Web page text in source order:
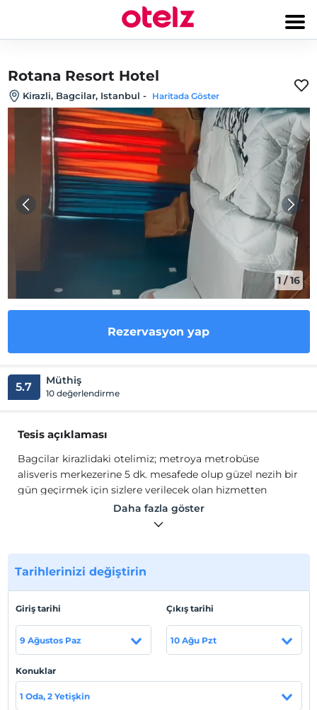
Rotana Resort Hotel
Kirazli, Bagcilar, Istanbul - Haritada Göster
1 /16
Rezervasyon yap
5.7 Müthiş
10 değerlendirme
Tesis açıklaması
Bagcilar kirazlidaki otelimiz; metroya metrobüse
alisveris merkezerine 5 dk. mesafede olup güzel nezih bir
gün geçirmek için sizlere verilecek olan hizmetten
memnuniyet duyariz
Bakirköy Meydanda'daki otelimiz; Atatürk Havalimani'na
mesafede olup güzel nezih bir gün geçirmek için sizlere
verilecek olan hizmetden onur duyariz ......
Tesis lokasyon bilgileri
bagcilar kirazlida bulunan bagcilar suit otelimiz ulasim
metro otobus tranvay bulunmaktadir
Haritada Göster
Daha fazla göster
Tarihlerinizi değiştirin
Giriş tarihi
9 Ağustos Paz
Çıkış tarihi
10 Ağu Pzt
Konuklar
1 Oda, 2 Yetişkin